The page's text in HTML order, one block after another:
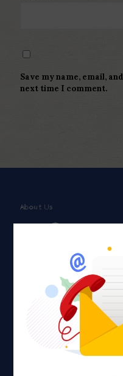
Save my name, email,
next time I comment.
About Us
Faith plays a major role in
find faith to be a
creator. Unfortunately for
faith communities can
of stigma and turmoil.